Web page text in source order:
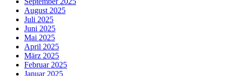
August 2025
Juli 2025
Juni 2025
Mai 2025
April 2025
März 2025
Februar 2025
Januar 2025